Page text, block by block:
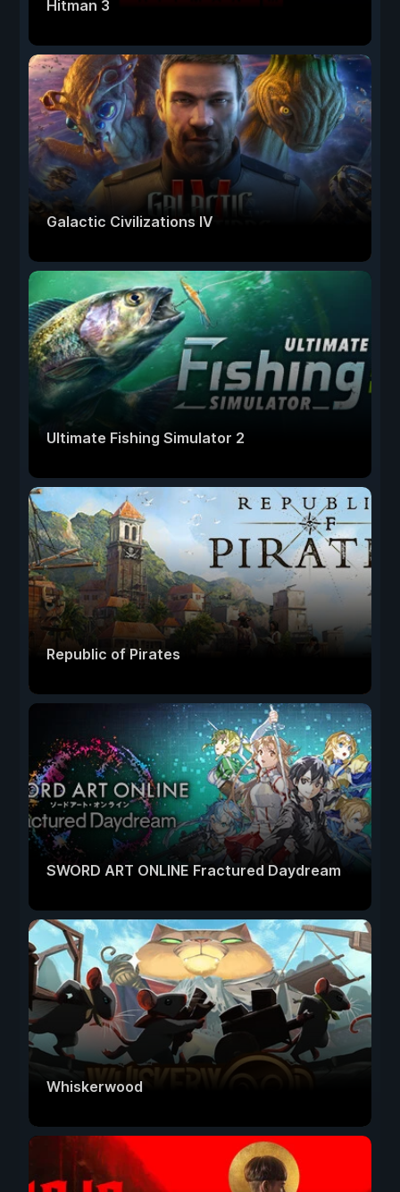
Hitman 3
Galactic Civilizations IV
Ultimate Fishing Simulator 2
Republic of Pirates
SWORD ART ONLINE Fractured Daydream
Whiskerwood